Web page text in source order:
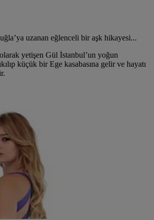
uzanan eğlenceli bir aşk hikayesi...
yetişen Gül İstanbul’un yoğun
küçük bir Ege kasabasına gelir ve hayatı